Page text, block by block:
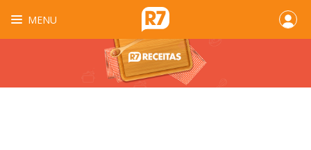
MENU